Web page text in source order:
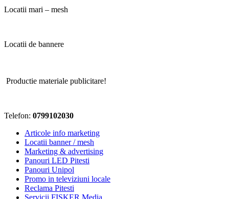
Locatii mari – mesh
Locatii de bannere
Productie materiale publicitare!
Telefon: 0799102030
Articole info marketing
Locatii banner / mesh
Marketing & advertising
Panouri LED Pitesti
Panouri Unipol
Promo in televiziuni locale
Reclama Pitesti
Servicii FISKER Media